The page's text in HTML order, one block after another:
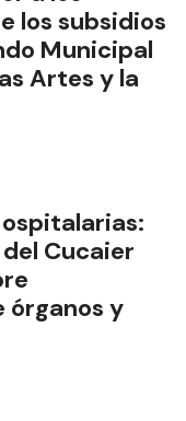
los subsidios
Municipal
Artes y la
Cucaier
órganos y